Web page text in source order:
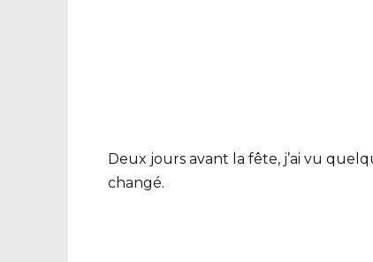
Deux jours avant la fête, j’ai vu
changé.